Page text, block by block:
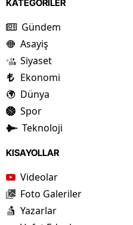
KATEGORİLER
Gündem
Asayiş
Siyaset
Ekonomi
Dünya
Spor
Teknoloji
KISAYOLLAR
Videolar
Foto Galeriler
Yazarlar